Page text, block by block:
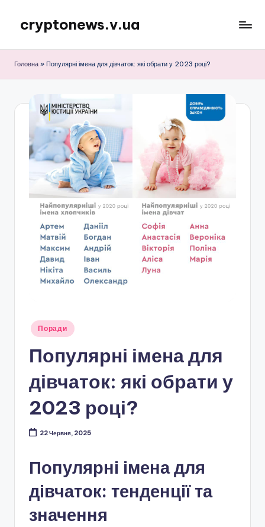
Перейти
вмісту
cryptonews.v.ua
криптовалют,
прогнози
гайди.
Головна » Популярні імена для дівчаток: які обрати у 2023 році?
Опубліковано
Поради
Популярні імена для
дівчаток: які обрати у
2023 році?
22 Червня, 2025
Популярні імена для
дівчаток: тенденції та
значення